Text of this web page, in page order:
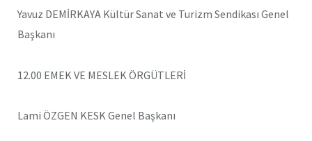
Yavuz DEMİRKAYA Kültür Sanat ve Turizm Sendikası Genel
Başkanı
12.00 EMEK VE MESLEK ÖRGÜTLERİ
Lami ÖZGEN KESK Genel Başkanı